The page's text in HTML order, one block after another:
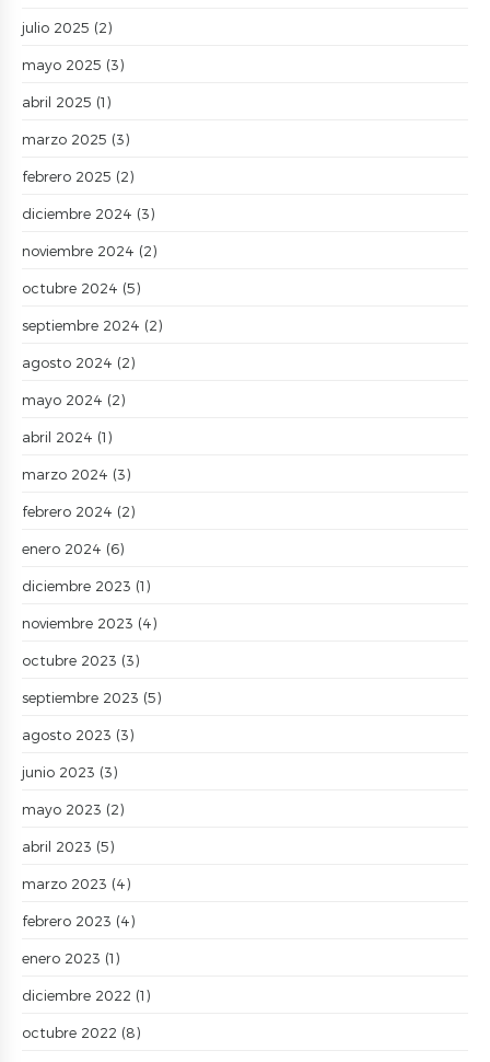
julio 2025 (2)
mayo 2025 (3)
abril 2025 (1)
marzo 2025 (3)
febrero 2025 (2)
diciembre 2024 (3)
noviembre 2024 (2)
octubre 2024 (5)
septiembre 2024 (2)
agosto 2024 (2)
mayo 2024 (2)
abril 2024 (1)
marzo 2024 (3)
febrero 2024 (2)
enero 2024 (6)
diciembre 2023 (1)
noviembre 2023 (4)
octubre 2023 (3)
septiembre 2023 (5)
agosto 2023 (3)
junio 2023 (3)
mayo 2023 (2)
abril 2023 (5)
marzo 2023 (4)
febrero 2023 (4)
enero 2023 (1)
diciembre 2022 (1)
octubre 2022 (8)